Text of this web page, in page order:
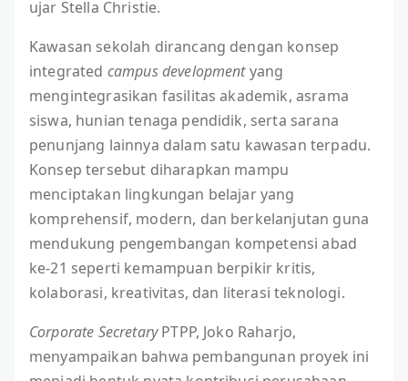
ujar Stella Christie.
Kawasan sekolah dirancang dengan konsep
integrated campus developmentyang
mengintegrasikan fasilitas akademik, asrama
siswa, hunian tenaga pendidik, serta sarana
penunjang lainnya dalam satu kawasan terpadu.
Konsep tersebut diharapkan mampu
menciptakan lingkungan belajar yang
komprehensif, modern, dan berkelanjutan guna
mendukung pengembangan kompetensi abad
ke-21 seperti kemampuan berpikir kritis,
kolaborasi, kreativitas, dan literasi teknologi.
Corporate SecretaryPTPP, Joko Raharjo,
menyampaikan bahwa pembangunan proyek ini